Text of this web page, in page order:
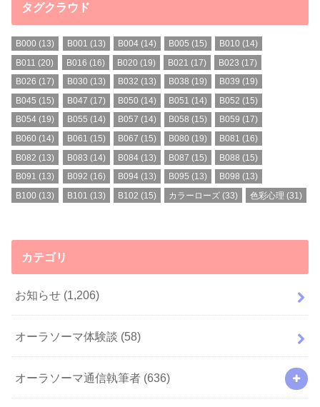
タグクラウド
B000 (13) B001 (13) B004(14) B005 (15) B010 (14)
B011 (20) B016 (16) B020 (19) B021 (17) B023 (17)
B026 (17) B030 (13) B032 (13) B038 (19) B039 (19)
B045 (15) B047 (17) B050 (14) B051 (14) B052 (15)
B054 (19) B055 (14) B057 (14) B058 (15) B059 (17)
B060 (14) B061 (15) B067 (15) B080 (19) B081 (16)
B082 (13) B083 (14) B084(13) B087 (15) B088 (15)
B091 (13) B092 (16) B094(13) B095 (13) B098 (13)
B100 (13) B101 (13) B102 (15) カラーローズ (33) 色彩心理 (31)
カテゴリ
お知らせ (1,206)
オーラソーマ体験談 (58)
オーラソーマ通信執筆者 (636)